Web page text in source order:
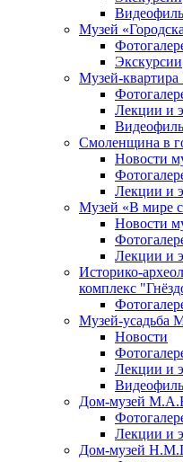
Музей
Экскурсии
Музей-
Лекции и
Смоленщина в
Новости
Лекции и
Музей «В мире
Новости
Лекции и
Историко-
комплекс
Музей-усадьба
Новости
Лекции и
Дом-музей
Лекции и
Дом-музей